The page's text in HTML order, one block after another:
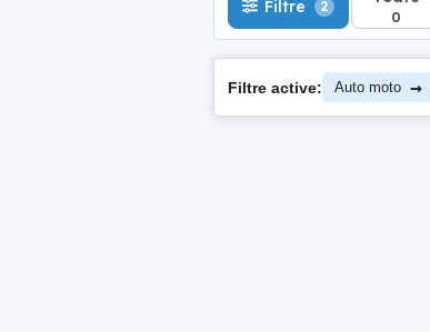
Filtre 2
0
Filtre active: Auto moto →